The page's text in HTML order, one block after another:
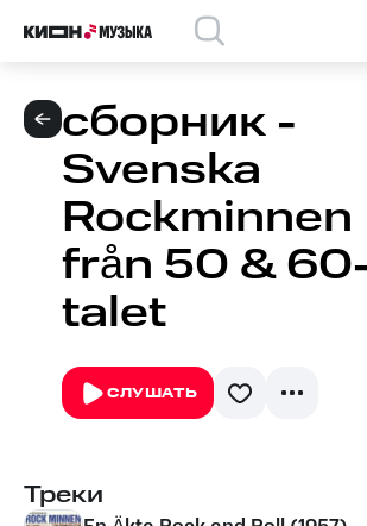
сборник -
Svenska
Rockminnen
från 50 &
talet
СЛУШАТЬ
Треки